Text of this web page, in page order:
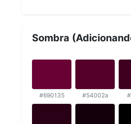
Sombra
#690135 #54002a